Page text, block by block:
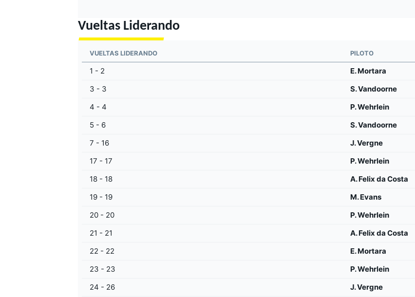
Vueltas Liderando
VUELTAS LIDERANDO PILOTO
1 - 2
E. Mortara
3 - 3
S. Vandoorne
4 - 4
P. Wehrlein
5 - 6
S. Vandoorne
7 - 16
J. Vergne
17 - 17
P. Wehrlein
18 - 18
A. Felix da Costa
19 - 19
M. Evans
20 - 20
P. Wehrlein
21 - 21
A. Felix da Costa
22 - 22
E. Mortara
23 - 23
P. Wehrlein
24 - 26
J. Vergne